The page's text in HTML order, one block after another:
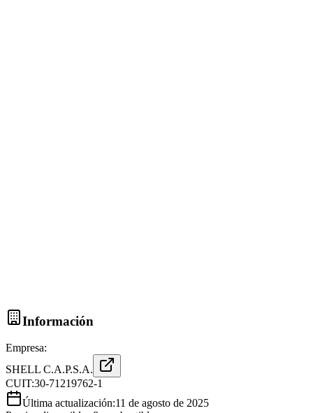
Información
Empresa:
SHELL C.A.P.S.A.
CUIT:30-71219762-1
Última actualización:11 de agosto de 2025